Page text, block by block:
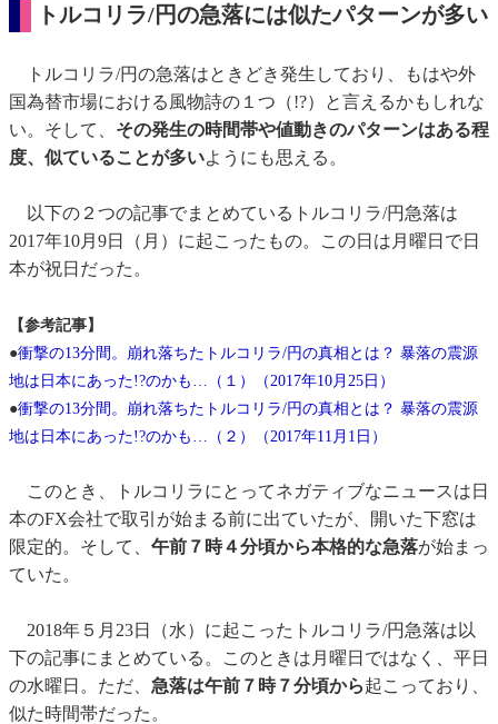
トルコリラ/円の急落には似たパターンが多い
トルコリラ/円の急落はときどき発生しており、もはや外
国為替市場における風物詩の１つ（!?）と言えるかもしれな
い。そして、 その発生の時間帯や値動きのパターンはある程
度、似ていることが多いようにも思える。
以下の２つの記事でまとめているトルコリラ/円急落は
2017年10月9日（月）に起こったもの。この日は月曜日で日
本が祝日だった。
【参考記事】
●衝撃の13分間。崩れ落ちたトルコリラ/円の真相とは？ 暴落の震源
地は日本にあった!?のかも…（１）（2017年10月25日）
●衝撃の13分間。崩れ落ちたトルコリラ/円の真相とは？ 暴落の震源
地は日本にあった!?のかも…（２）（2017年11月1日）
このとき、トルコリラにとってネガティブなニュースは日
本のFX会社で取引が始まる前に出ていたが、開いた下窓は
限定的。そして、 午前７時４分頃から本格的な急落が始まっ
ていた。
2018年５月23日（水）に起こったトルコリラ/円急落は以
下の記事にまとめている。このときは月曜日ではなく、平日
の水曜日。ただ、 急落は午前７時７分頃から起こっており、
似た時間帯だった。